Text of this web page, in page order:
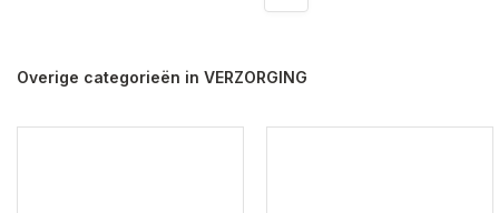
Overige categorieën in VERZORGING